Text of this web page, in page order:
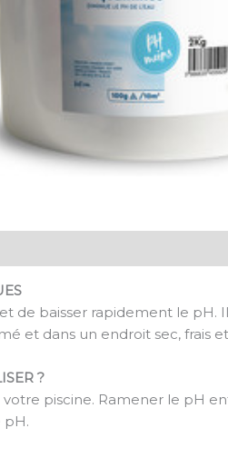
de baisser rapidement le pH.
et dans un endroit sec, frais et
?
piscine. Ramener le pH
pH.